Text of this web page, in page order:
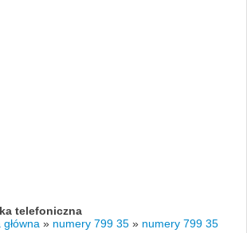
telefoniczna
» numery 799 35 » numery 799 35